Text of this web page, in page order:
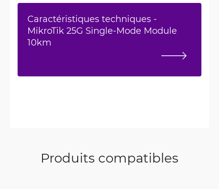
Caractéristiques techniques -
MikroTik 25G Single-Mode Module
10km
Produits compatibles